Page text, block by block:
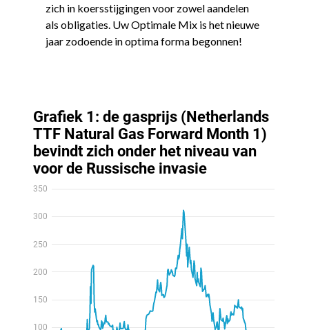
zich in koersstijgingen voor zowel aandelen
als obligaties. Uw Optimale Mix is het nieuwe
jaar zodoende in optima forma begonnen!